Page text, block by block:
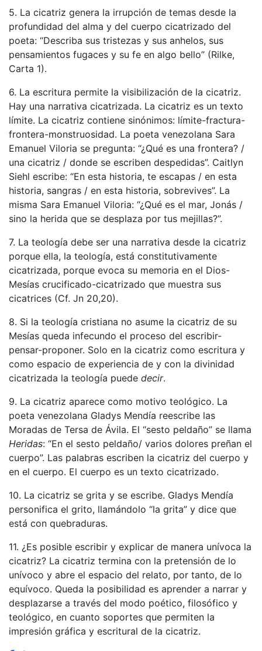
5. La cicatriz genera la irrupción de temas desde la
profundidad del alma y del cuerpo cicatrizado del
poeta: “Describa sus tristezas y sus anhelos, sus
pensamientos fugaces y su fe en algo bello” (Rilke,
Carta 1).
6. La escritura permite la visibilización de la cicatriz.
Hay una narrativa cicatrizada. La cicatriz es un texto
límite. La cicatriz contiene sinónimos: límite-fractura-
frontera-monstruosidad. La poeta venezolana Sara
Emanuel Viloria se pregunta: “¿Qué es una frontera? /
una cicatriz / donde se escriben despedidas”. Caitlyn
Siehl escribe: “En esta historia, te escapas / en esta
historia, sangras / en esta historia, sobrevives”. La
misma Sara Emanuel Viloria: “¿Qué es el mar, Jonás /
sino la herida que se desplaza por tus mejillas?”.
7. La teología debe ser una narrativa desde la cicatriz
porque ella, la teología, está constitutivamente
cicatrizada, porque evoca su memoria en el Dios-
Mesías crucificado-cicatrizado que muestra sus
cicatrices (Cf. Jn 20,20).
8. Si la teología cristiana no asume la cicatriz de su
Mesías queda infecundo el proceso del escribir-
pensar-proponer. Solo en la cicatriz como escritura y
como espacio de experiencia de y con la divinidad
cicatrizada la teología puede decir.
9. La cicatriz aparece como motivo teológico. La
poeta venezolana Gladys Mendía reescribe las
Moradas de Tersa de Ávila. El “sesto peldaño” se llama
Heridas: “En el sesto peldaño/ varios dolores preñan el
cuerpo”. Las palabras escriben la cicatriz del cuerpo y
en el cuerpo. El cuerpo es un texto cicatrizado.
10. La cicatriz se grita y se escribe. Gladys Mendía
personifica el grito, llamándolo “la grita” y dice que
está con quebraduras.
11. ¿Es posible escribir y explicar de manera unívoca la
cicatriz? La cicatriz termina con la pretensión de lo
unívoco y abre el espacio del relato, por tanto, de lo
equívoco. Queda la posibilidad es aprender a narrar y
desplazarse a través del modo poético, filosófico y
teológico, en cuanto soportes que permiten la
impresión gráfica y escritural de la cicatriz.